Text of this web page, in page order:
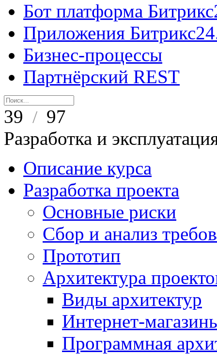
Бот платформа
Приложения
Бизнес-процессы
Партнёрский REST
39 / 97
Разработка и
Описание курса
Разработка проекта
Основные риски
Сбор и анализ
Прототип
Архитектура
Виды архитектур
Интернет-
Программная